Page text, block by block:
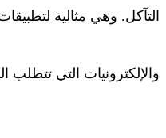
التآكل. وهي مثالية
والإلكترونيات التي تتطلب